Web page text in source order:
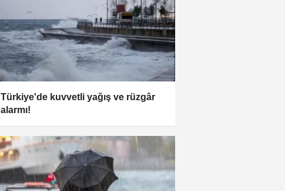
Türkiye'de kuvvetli yağış ve rüzgâr
alarmı!